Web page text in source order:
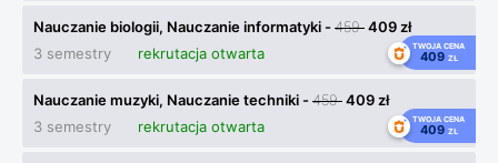
Nauczanie biologii, Nauczanie informatyki -459409 zł
3 semestry
rekrutacja otwarta TWOJA CENA
409 ZŁ
Nauczanie muzyki, Nauczanie techniki -459409 zł
3 semestry
rekrutacja otwarta TWOJA CENA
409 ZŁ